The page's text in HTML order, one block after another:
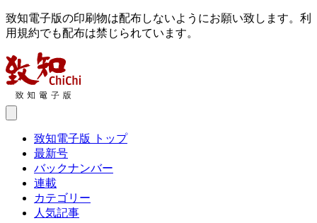
致知電子版の印刷物は配布しないようにお願い致します。利
用規約でも配布は禁じられています。
致知電子版 トップ
最新号
バックナンバー
連載
カテゴリー
人気記事